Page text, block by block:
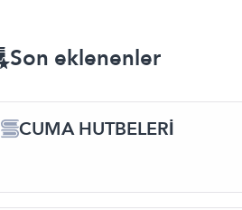
Son eklenenler
CUMA HUTBELERİ